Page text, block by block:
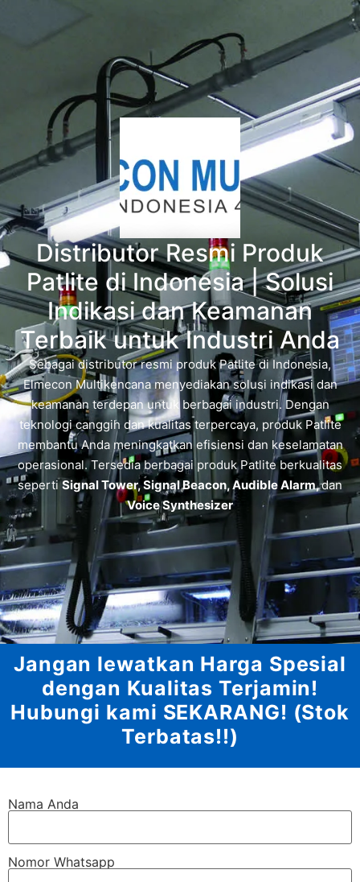
Distributor Resmi Produk
Patlite di Indonesia | Solusi
Indikasi dan Keamanan
Terbaik untuk Industri Anda
Sebagai distributor resmi produk Patlite di Indonesia,
Elmecon Multikencana menyediakan solusi indikasi dan
keamanan terdepan untuk berbagai industri. Dengan
teknologi canggih dan kualitas terpercaya, produk Patlite
membantu Anda meningkatkan efisiensi dan keselamatan
operasional. Tersedia berbagai produk Patlite berkualitas
sepertiSignal Tower, Signal Beacon, Audible Alarm,dan
Voice Synthesizer
Jangan lewatkan Harga Spesial
dengan Kualitas Terjamin!
Hubungi kami SEKARANG! (Stok
Terbatas!!)
Nama Anda
Nomor Whatsapp